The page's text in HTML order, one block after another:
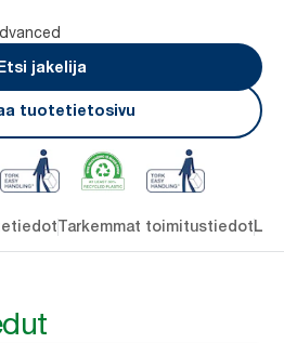
jakelija
tuotetietosivu
Tarkemmat toimitustiedot